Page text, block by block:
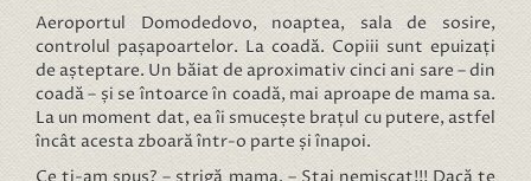
Aeroportul Domodedovo, noaptea, sala de sosire,
controlul pașapoartelor. La coadă. Copiii sunt epuizați
de așteptare. Un băiat de aproximativ cinci ani sare – din
coadă – și se întoarce în coadă, mai aproape de mama sa.
La un moment dat, ea îi smucește brațul cu putere, astfel
încât acesta zboară într-o parte și înapoi.
Ce ți-am spus? – strigă mama. – Stai nemișcat!!! Dacă te